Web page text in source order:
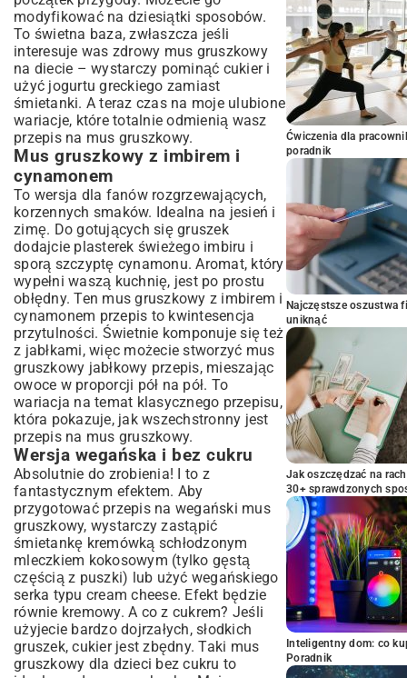
modyfikować na dziesiątki sposobów.
To świetna baza, zwłaszcza jeśli
interesuje was zdrowy mus gruszkowy
na diecie – wystarczy pominąć cukier i
użyć jogurtu greckiego zamiast
śmietanki. A teraz czas na moje ulubione
wariacje, które totalnie odmienią wasz
przepis na mus gruszkowy.
Mus gruszkowy z imbirem i
cynamonem
To wersja dla fanów rozgrzewających,
korzennych smaków. Idealna na jesień i
zimę. Do gotujących się gruszek
dodajcie plasterek świeżego imbiru i
sporą szczyptę cynamonu. Aromat, który
wypełni waszą kuchnię, jest po prostu
obłędny. Ten mus gruszkowy z imbirem i
cynamonem przepis to kwintesencja
przytulności. Świetnie komponuje się też
z jabłkami, więc możecie stworzyć mus
gruszkowy jabłkowy przepis, mieszając
owoce w proporcji pół na pół. To
wariacja na temat klasycznego przepisu,
która pokazuje, jak wszechstronny jest
przepis na mus gruszkowy.
Wersja wegańska i bez cukru
Absolutnie do zrobienia! I to z
fantastycznym efektem. Aby
przygotować przepis na wegański mus
gruszkowy, wystarczy zastąpić
śmietankę kremówką schłodzonym
mleczkiem kokosowym (tylko gęstą
częścią z puszki) lub użyć wegańskiego
serka typu cream cheese. Efekt będzie
równie kremowy. A co z cukrem? Jeśli
użyjecie bardzo dojrzałych, słodkich
gruszek, cukier jest zbędny. Taki mus
gruszkowy dla dzieci bez cukru to
Ćwiczenia dla
poradnik
Najczęstsze oszustwa
uniknąć
Jak oszczędzać na
30+ sprawdzonych
Inteligentny dom: co
Poradnik